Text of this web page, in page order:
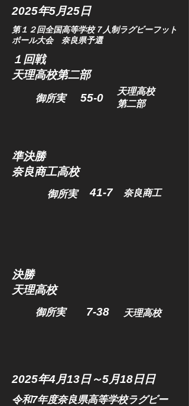
2025年5月25日
第１２回全国高等学校７人制ラグビーフット
ボール大会 奈良県予選
１回戦
​天理高校第二部
​55-0
​御所実
天理高校
第二部
準決勝​
​奈良商工高校
​御所実 41-7 奈良商工
決勝
​天理高校
​御所実 7-38 天理高校
2025年4月13日～5月18日日
令和7年度奈良県高等学校ラグビー